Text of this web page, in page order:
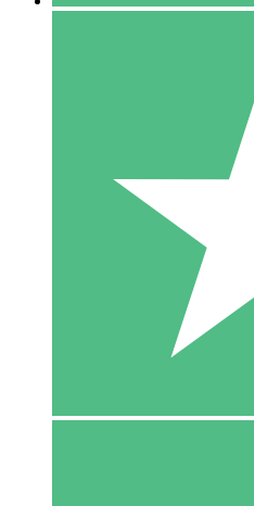
US$
10
20